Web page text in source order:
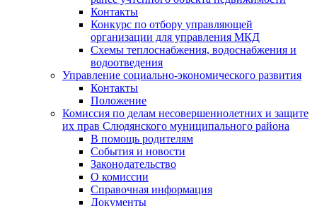
Контакты
Конкурс по отбору управляющей
организации для управления МКД
Схемы теплоснабжения, водоснабжения и
водоотведения
Управление социально-экономического развития
Контакты
Положение
Комиссия по делам несовершеннолетних и защите
их прав Слюдянского муниципального района
В помощь родителям
События и новости
Законодательство
О комиссии
Справочная информация
Документы